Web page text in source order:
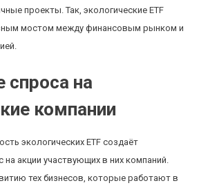
проекты. Так, экологические ETF
мостом между финансовым рынком и
на
компании
экологических ETF создаёт
акции участвующих в них компаний.
тех бизнесов, которые работают в